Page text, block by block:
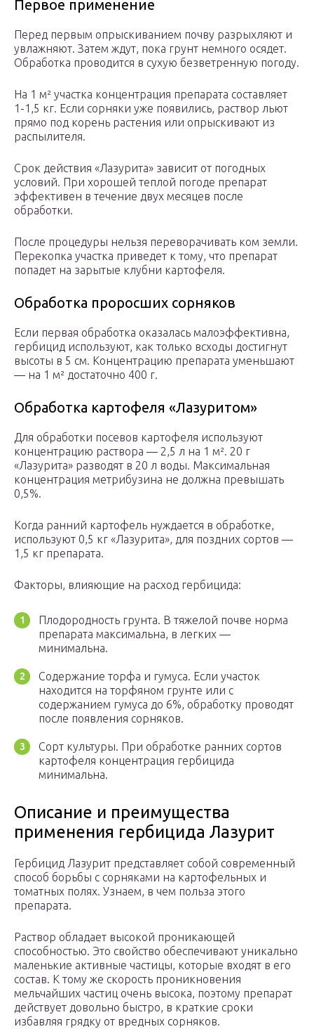
Первое применение
Перед первым опрыскиванием почву разрыхляют и
увлажняют. Затем ждут, пока грунт немного осядет.
Обработка проводится в сухую безветренную погоду.
На 1 м² участка концентрация препарата составляет
1-1,5 кг. Если сорняки уже появились, раствор льют
прямо под корень растения или опрыскивают из
распылителя.
Срок действия «Лазурита» зависит от погодных
условий. При хорошей теплой погоде препарат
эффективен в течение двух месяцев после
обработки.
После процедуры нельзя переворачивать ком земли.
Перекопка участка приведет к тому, что препарат
попадет на зарытые клубни картофеля.
Обработка проросших сорняков
Если первая обработка оказалась малоэффективна,
гербицид используют, как только всходы достигнут
высоты в 5 см. Концентрацию препарата уменьшают
— на 1 м² достаточно 400 г.
Обработка картофеля «Лазуритом»
Для обработки посевов картофеля используют
концентрацию раствора — 2,5 л на 1 м². 20 г
«Лазурита» разводят в 20 л воды. Максимальная
концентрация метрибузина не должна превышать
0,5%.
Когда ранний картофель нуждается в обработке,
используют 0,5 кг «Лазурита», для поздних сортов —
1,5 кг препарата.
Факторы, влияющие на расход гербицида:
Плодородность грунта. В тяжелой почве норма
препарата максимальна, в легких —
минимальна.
Содержание торфа и гумуса. Если участок
находится на торфяном грунте или с
содержанием гумуса до 6%, обработку проводят
после появления сорняков.
Сорт культуры. При обработке ранних сортов
картофеля концентрация гербицида
минимальна.
Описание и преимущества
применения гербицида Лазурит
Гербицид Лазурит представляет собой современный
способ борьбы с сорняками на картофельных и
томатных полях. Узнаем, в чем польза этого
препарата.
Раствор обладает высокой проникающей
способностью. Это свойство обеспечивают уникально
маленькие активные частицы, которые входят в его
состав. К тому же скорость проникновения
мельчайших частиц очень высока, поэтому препарат
действует довольно быстро, в краткие сроки
избавляя грядку от вредных сорняков.